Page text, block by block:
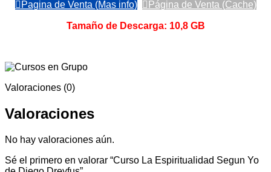
Pagina de Venta (Mas info) Página de Venta (Cache)
Tamaño de Descarga: 10,8 GB
Valoraciones (0)
Valoraciones
No hay valoraciones aún.
Sé el primero en valorar “Curso La Espiritualidad Segun Yo